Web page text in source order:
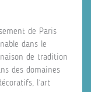
de Paris
dans le
de tradition
des domaines
l’art